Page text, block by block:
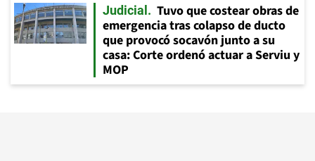
Judicial
Tuvo que costear obras de
emergencia tras colapso de ducto
que provocó socavón junto a su
casa: Corte ordenó actuar a Serviu y
MOP